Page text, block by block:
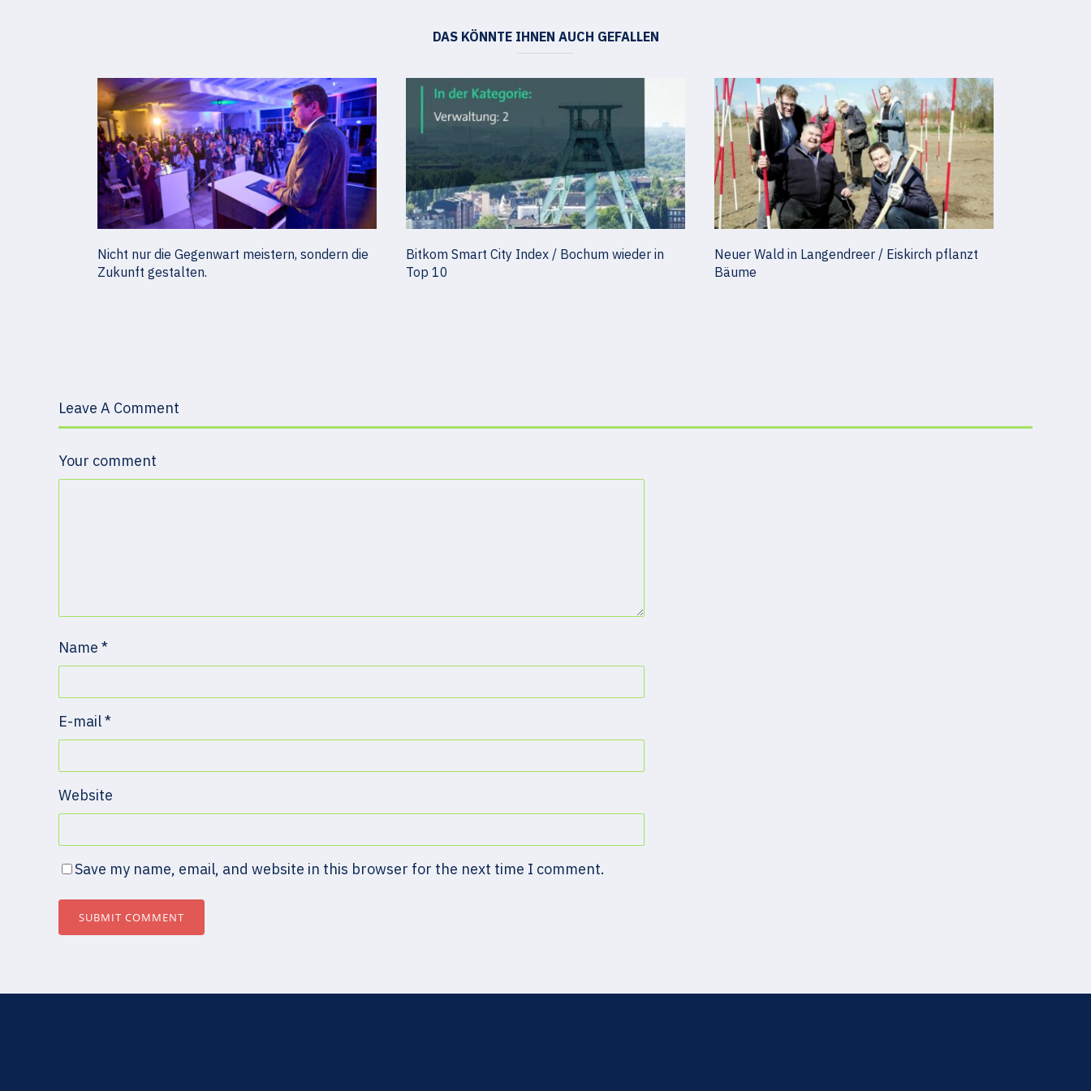
DAS KÖNNTE IHNEN AUCH GEFALLEN
Nicht nur die Gegenwart meistern, sondern die
Zukunft gestalten.
Bitkom Smart City Index / Bochum wieder in
Top 10
Neuer Wald in Langendreer / Eiskirch pflanzt
Bäume
Leave A Comment
Your comment
Name *
E-mail*
Website
Save my name, email, and website in this browser for the next time I comment.